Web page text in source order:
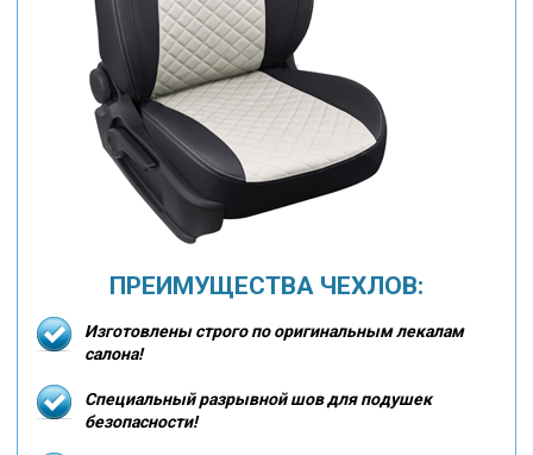
ПРЕИМУЩЕСТВА ЧЕХЛОВ:
Изготовлены строго по оригинальным лекалам
салона!
Специальный разрывной шов для подушек
безопасности!